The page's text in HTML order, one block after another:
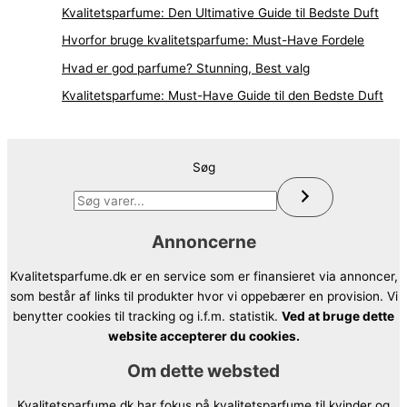
Kvalitetsparfume: Den Ultimative Guide til Bedste Duft
Hvorfor bruge kvalitetsparfume: Must-Have Fordele
Hvad er god parfume? Stunning, Best valg
Kvalitetsparfume: Must-Have Guide til den Bedste Duft
Søg
Annoncerne
Kvalitetsparfume.dk er en service som er finansieret via annoncer,
som består af links til produkter hvor vi oppebærer en provision. Vi
benytter cookies til tracking og i.f.m. statistik. Ved at bruge dette
website accepterer du cookies.
Om dette websted